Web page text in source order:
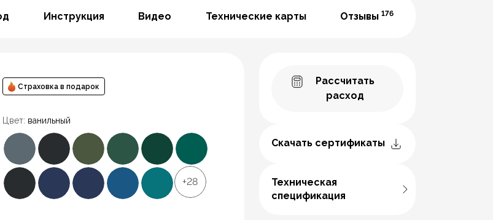
Инструкция Видео Технические карты Отзывы176
Страховка в подарок
Цвет: ванильный
+28
Рассчитать
расход
Скачать сертификаты
Техническая
спецификация